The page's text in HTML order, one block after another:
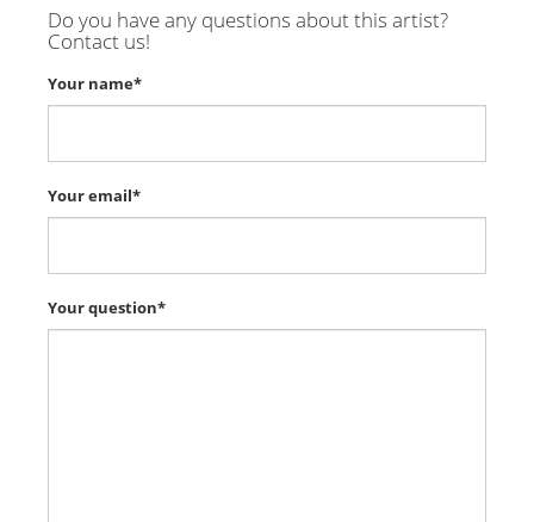
Do you have any questions about this artist?
Contact us!
Your name*
Your email*
Your question*